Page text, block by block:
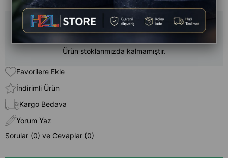
Ürün stoklarımızda kalmamıştır.
Favorilere Ekle
İndirimli Ürün
Kargo Bedava
Yorum Yaz
Sorular (0) ve Cevaplar (0)